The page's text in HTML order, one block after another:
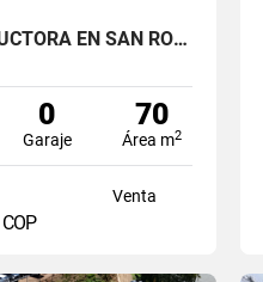
SE VENDE FINCA PRODUCTORA EN SAN ROQUE, ANTIOQUIA
0
Garaje
70
Área m2
Venta
COP